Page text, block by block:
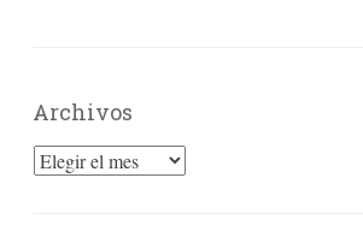
Archivos
Archivos